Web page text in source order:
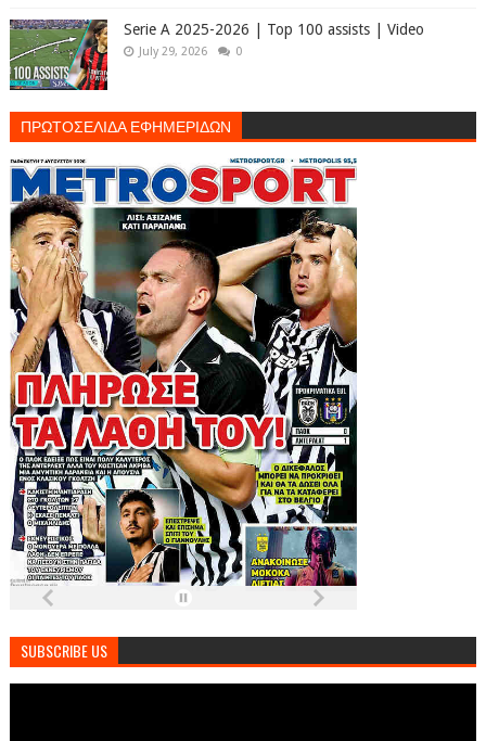
Serie A 2025-2026 | Top 100 assists | Video
July 29, 2026 0
ΠΡΩΤΟΣΕΛΙΔΑ ΕΦΗΜΕΡΙΔΩΝ
SUBSCRIBE US